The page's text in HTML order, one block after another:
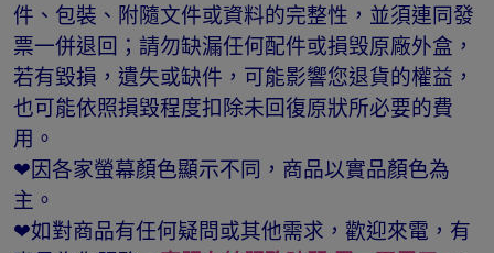
件、包裝、附隨文件或資料的完整性，並須連同發
票一併退回；請勿缺漏任何配件或損毁原廠外盒，
若有毀損，遺失或缺件，可能影響您退貨的權益，
也可能依照損毀程度扣除未回復原狀所必要的費
用。
❤因各家螢幕顏色顯示不同，商品以實品顏色為
主。
❤如對商品有任何疑問或其他需求，歡迎來電，有